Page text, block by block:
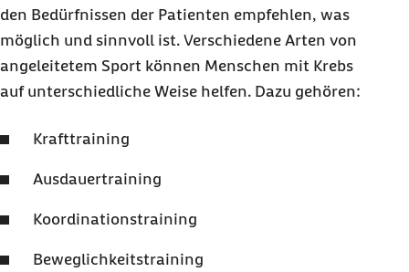
den Bedürfnissen der Patienten empfehlen, was
möglich und sinnvoll ist. Verschiedene Arten von
angeleitetem Sport können Menschen mit Krebs
auf unterschiedliche Weise helfen. Dazu gehören:
Krafttraining
Ausdauertraining
Koordinationstraining
Beweglichkeitstraining